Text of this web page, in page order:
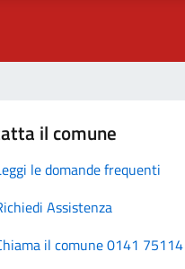
il comune
le domande frequenti
Assistenza
il comune 0141 75114